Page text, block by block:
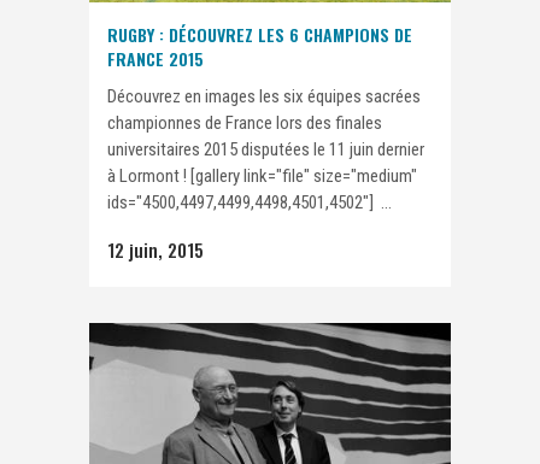
RUGBY : DÉCOUVREZ LES 6 CHAMPIONS DE
FRANCE 2015
Découvrez en images les six équipes sacrées
championnes de France lors des finales
universitaires 2015 disputées le 11 juin dernier
à Lormont ! [gallery link="file" size="medium"
ids="4500,4497,4499,4498,4501,4502"] ...
12 juin, 2015